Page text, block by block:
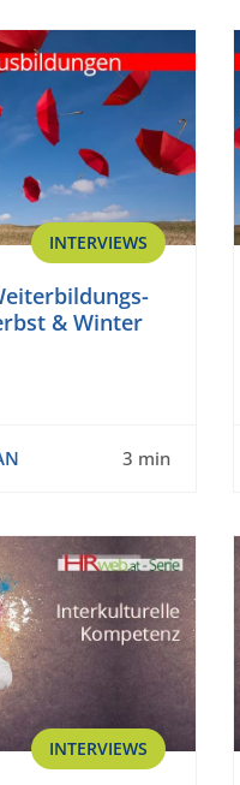
INTERVIEWS
& Winter
3 min
INTERVIEWS